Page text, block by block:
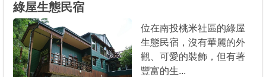
綠屋生態民宿
位在南投桃米社區的綠屋
生態民宿，沒有華麗的外
觀、可愛的裝飾，但有著
豐富的生...